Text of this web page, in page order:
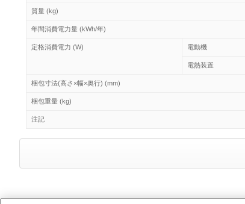
質量 (kg)
年間消費電力量 (kWh/年)
定格消費電力 (W) 電動機
電熱装置
梱包寸法(高さ×幅×奥行) (mm)
梱包重量 (kg)
注記